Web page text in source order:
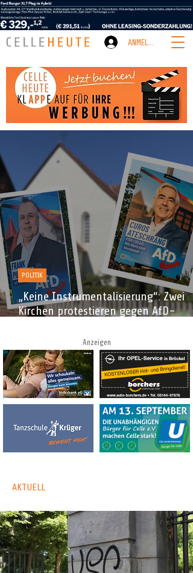
ANMELDEN
„Keine Instrumentalisierung“: Zwei
Kirchen protestieren gegen AfD-
POLITIK
Anzeigen
AKTUELL